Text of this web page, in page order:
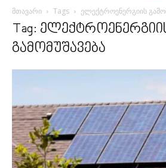
მთავარი Tags ელექტროენერგიის
Tag:
გამომუშავება